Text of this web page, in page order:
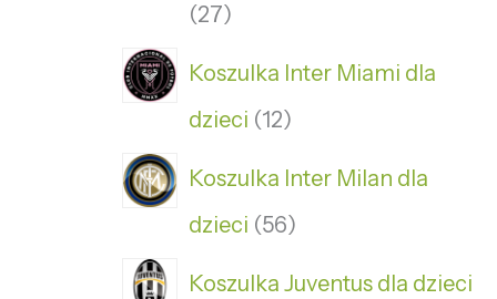
27
Koszulka Inter Miami dla
dzieci 12
Koszulka Inter Milan dla
dzieci 56
Koszulka Juventus dla dzieci